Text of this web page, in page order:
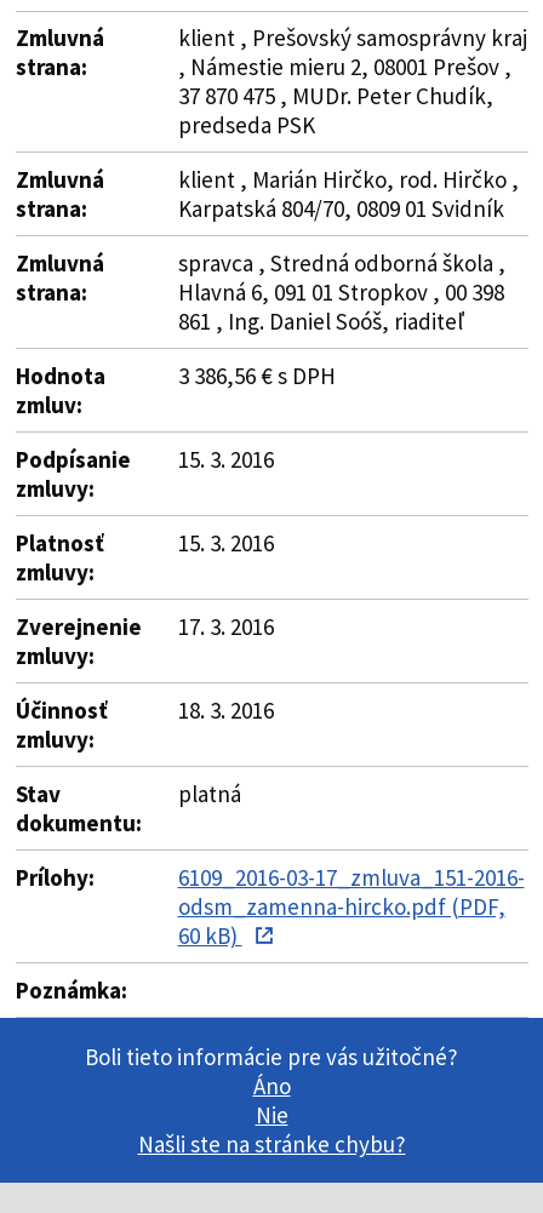
Zmluvná
strana:
klient , Prešovský samosprávny kraj
, Námestie mieru 2, 08001 Prešov ,
37 870 475 , MUDr. Peter Chudík,
predseda PSK
Zmluvná
strana:
klient , Marián Hirčko, rod. Hirčko ,
Karpatská 804/70, 0809 01 Svidník
Zmluvná
strana:
spravca , Stredná odborná škola ,
Hlavná 6, 091 01 Stropkov , 00 398
861 , Ing. Daniel Soóš, riaditeľ
Hodnota
zmluv:
3 386,56 € s DPH
Podpísanie
zmluvy:
15. 3. 2016
Platnosť
zmluvy:
15. 3. 2016
Zverejnenie
zmluvy:
17. 3. 2016
Účinnosť
zmluvy:
18. 3. 2016
Stav
dokumentu:
platná
Prílohy:
6109_2016-03-17_zmluva_151-2016-
odsm_zamenna-hircko.pdf (PDF,
60 kB)
Poznámka:
Boli tieto informácie pre vás užitočné?
Áno
Nie
Našli ste na stránke chybu?